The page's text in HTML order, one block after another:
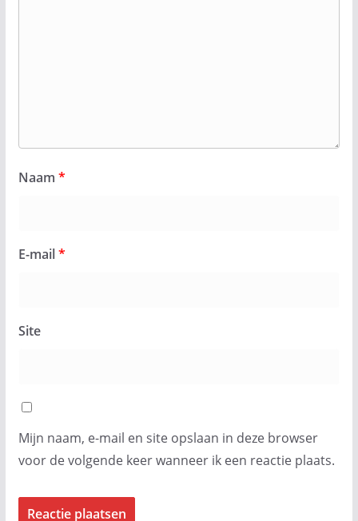
Naam *
E-mail*
Site
Mijn naam, e-mail en site opslaan in deze browser
voor de volgende keer wanneer ik een reactie plaats.